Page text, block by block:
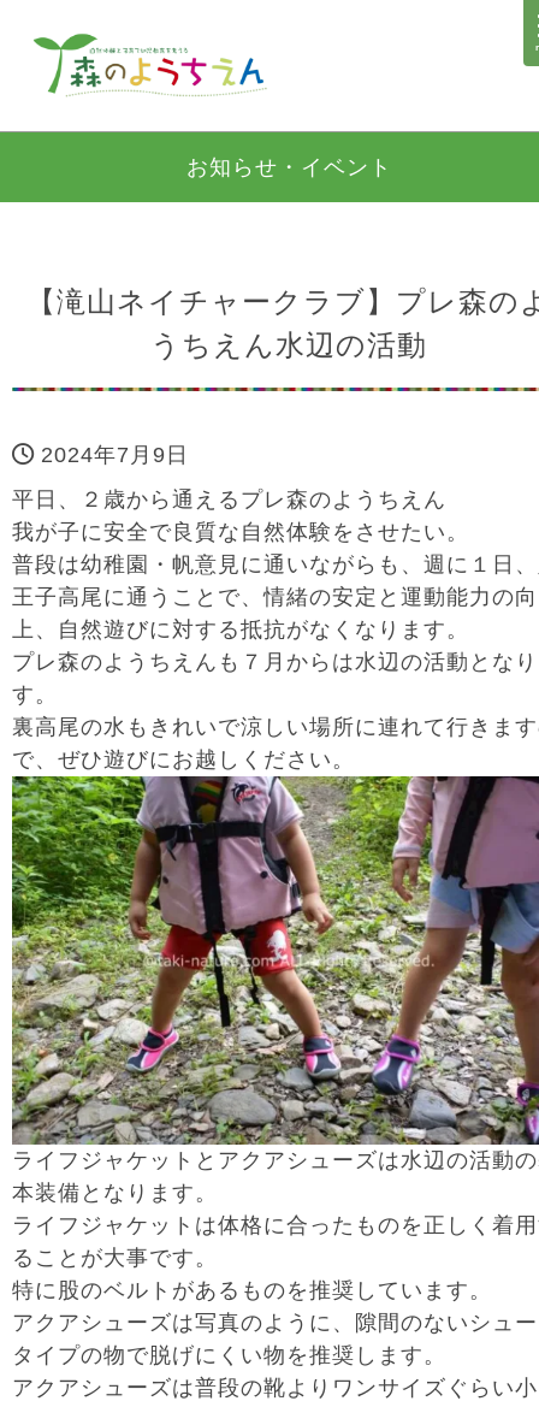
お知らせ・イベント
【滝山ネイチャークラブ】プレ森の
うちえん水辺の活動
2024年7月9日
平日、２歳から通えるプレ森のようちえん
我が子に安全で良質な自然体験をさせたい。
普段は幼稚園・帆意見に通いながらも、週に１日
王子高尾に通うことで、情緒の安定と運動能力の向
上、自然遊びに対する抵抗がなくなります。
プレ森のようちえんも７月からは水辺の活動とな
す。
裏高尾の水もきれいで涼しい場所に連れて行きま
で、ぜひ遊びにお越しください。
ライフジャケットとアクアシューズは水辺の活動
本装備となります。
ライフジャケットは体格に合ったものを正しく着
ることが大事です。
特に股のベルトがあるものを推奨しています。
アクアシューズは写真のように、隙間のないシュ
タイプの物で脱げにくい物を推奨します。
アクアシューズは普段の靴よりワンサイズぐらい